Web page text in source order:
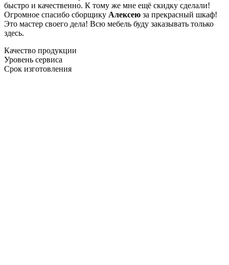
быстро и качественно. К тому же мне ещё скидку сделали!
Огромное спасибо сборщику Алексею за прекрасный шкаф!
Это мастер своего дела! Всю мебель буду заказывать только
здесь.
Качество продукции
Уровень сервиса
Срок изготовления